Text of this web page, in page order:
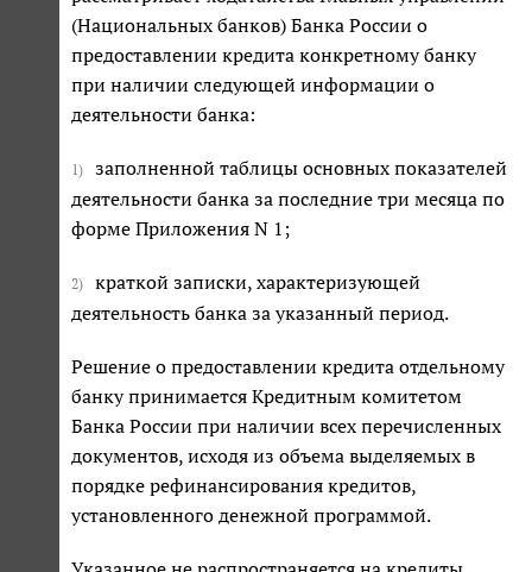
(Национальных банков) Банка России о
предоставлении кредита конкретному банку
при наличии следующей информации о
деятельности банка:
1)
заполненной таблицы основных показателей
деятельности банка за последние три месяца по
форме Приложения N 1;
2)
краткой записки, характеризующей
деятельность банка за указанный период.
Решение о предоставлении кредита отдельному
банку принимается Кредитным комитетом
Банка России при наличии всех перечисленных
документов, исходя из объема выделяемых в
порядке рефинансирования кредитов,
установленного денежной программой.